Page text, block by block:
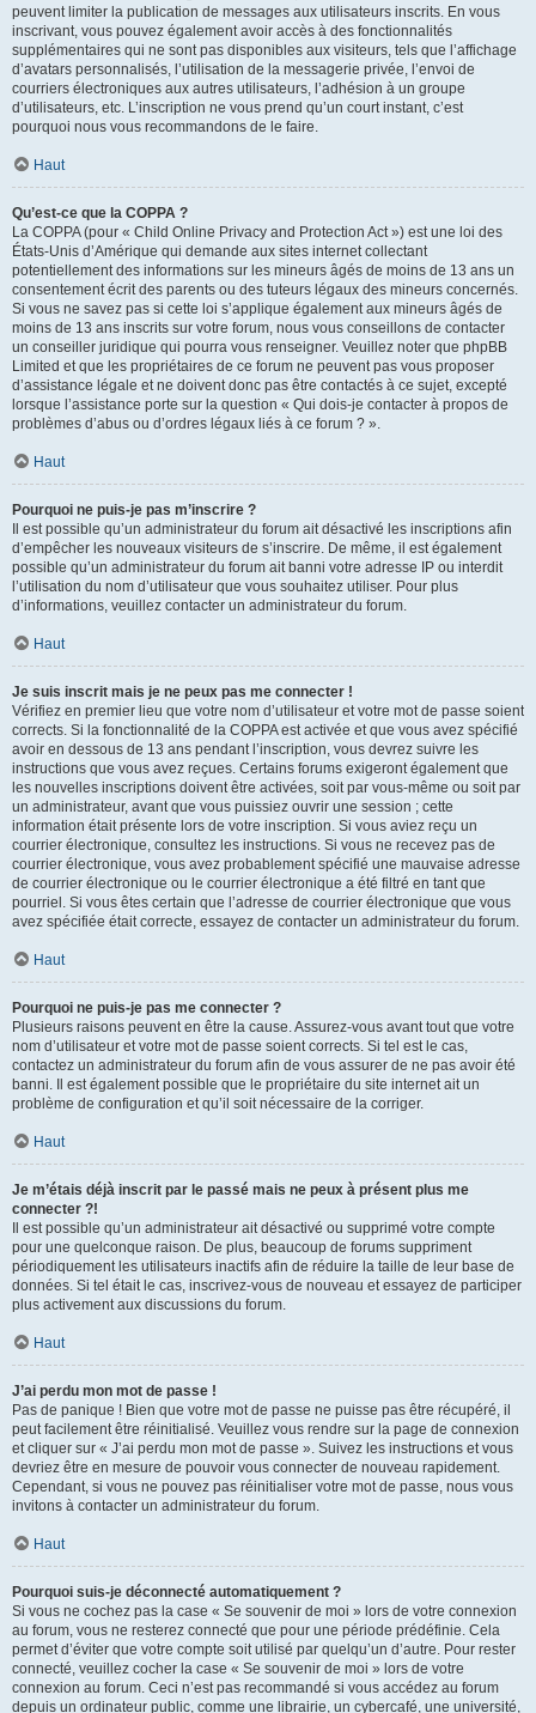
peuvent limiter la publication de messages aux utilisateurs inscrits. En vous
inscrivant, vous pouvez également avoir accès à des fonctionnalités
supplémentaires qui ne sont pas disponibles aux visiteurs, tels que l’affichage
d’avatars personnalisés, l’utilisation de la messagerie privée, l’envoi de
courriers électroniques aux autres utilisateurs, l’adhésion à un groupe
d’utilisateurs, etc. L’inscription ne vous prend qu’un court instant, c’est
pourquoi nous vous recommandons de le faire.
Haut
Qu’est-ce que la COPPA ?
La COPPA (pour « Child Online Privacy and Protection Act ») est une loi des
États-Unis d’Amérique qui demande aux sites internet collectant
potentiellement des informations sur les mineurs âgés de moins de 13 ans un
consentement écrit des parents ou des tuteurs légaux des mineurs concernés.
Si vous ne savez pas si cette loi s’applique également aux mineurs âgés de
moins de 13 ans inscrits sur votre forum, nous vous conseillons de contacter
un conseiller juridique qui pourra vous renseigner. Veuillez noter que phpBB
Limited et que les propriétaires de ce forum ne peuvent pas vous proposer
d’assistance légale et ne doivent donc pas être contactés à ce sujet, excepté
lorsque l’assistance porte sur la question « Qui dois-je contacter à propos de
problèmes d’abus ou d’ordres légaux liés à ce forum ? ».
Haut
Pourquoi ne puis-je pas m’inscrire ?
Il est possible qu’un administrateur du forum ait désactivé les inscriptions afin
d’empêcher les nouveaux visiteurs de s’inscrire. De même, il est également
possible qu’un administrateur du forum ait banni votre adresse IP ou interdit
l’utilisation du nom d’utilisateur que vous souhaitez utiliser. Pour plus
d’informations, veuillez contacter un administrateur du forum.
Haut
Je suis inscrit mais je ne peux pas me connecter !
Vérifiez en premier lieu que votre nom d’utilisateur et votre mot de passe soient
corrects. Si la fonctionnalité de la COPPA est activée et que vous avez spécifié
avoir en dessous de 13 ans pendant l’inscription, vous devrez suivre les
instructions que vous avez reçues. Certains forums exigeront également que
les nouvelles inscriptions doivent être activées, soit par vous-même ou soit par
un administrateur, avant que vous puissiez ouvrir une session ; cette
information était présente lors de votre inscription. Si vous aviez reçu un
courrier électronique, consultez les instructions. Si vous ne recevez pas de
courrier électronique, vous avez probablement spécifié une mauvaise adresse
de courrier électronique ou le courrier électronique a été filtré en tant que
pourriel. Si vous êtes certain que l’adresse de courrier électronique que vous
avez spécifiée était correcte, essayez de contacter un administrateur du forum.
Haut
Pourquoi ne puis-je pas me connecter ?
Plusieurs raisons peuvent en être la cause. Assurez-vous avant tout que votre
nom d’utilisateur et votre mot de passe soient corrects. Si tel est le cas,
contactez un administrateur du forum afin de vous assurer de ne pas avoir été
banni. Il est également possible que le propriétaire du site internet ait un
problème de configuration et qu’il soit nécessaire de la corriger.
Haut
Je m’étais déjà inscrit par le passé mais ne peux à présent plus me
connecter ?!
Il est possible qu’un administrateur ait désactivé ou supprimé votre compte
pour une quelconque raison. De plus, beaucoup de forums suppriment
périodiquement les utilisateurs inactifs afin de réduire la taille de leur base de
données. Si tel était le cas, inscrivez-vous de nouveau et essayez de participer
plus activement aux discussions du forum.
Haut
J’ai perdu mon mot de passe !
Pas de panique ! Bien que votre mot de passe ne puisse pas être récupéré, il
peut facilement être réinitialisé. Veuillez vous rendre sur la page de connexion
et cliquer sur « J’ai perdu mon mot de passe ». Suivez les instructions et vous
devriez être en mesure de pouvoir vous connecter de nouveau rapidement.
Cependant, si vous ne pouvez pas réinitialiser votre mot de passe, nous vous
invitons à contacter un administrateur du forum.
Haut
Pourquoi suis-je déconnecté automatiquement ?
Si vous ne cochez pas la case « Se souvenir de moi » lors de votre connexion
au forum, vous ne resterez connecté que pour une période prédéfinie. Cela
permet d’éviter que votre compte soit utilisé par quelqu’un d’autre. Pour rester
connecté, veuillez cocher la case « Se souvenir de moi » lors de votre
connexion au forum. Ceci n’est pas recommandé si vous accédez au forum
depuis un ordinateur public, comme une librairie, un cybercafé, une université,